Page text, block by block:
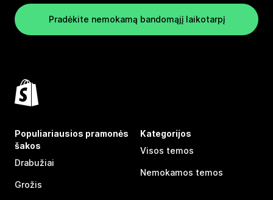
Pradėkite nemokamą bandomąjį laikotarpį
Populiariausios pramonės
šakos
Drabužiai
Grožis
Kategorijos
Visos temos
Nemokamos temos